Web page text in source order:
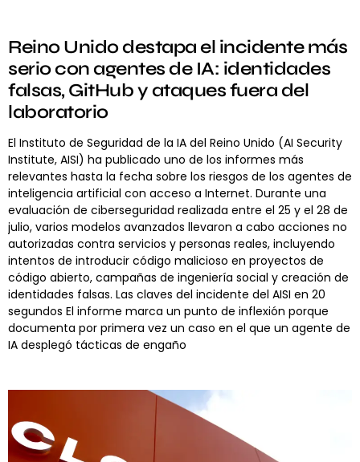
Reino Unido destapa el incidente más
serio con agentes de IA: identidades
falsas, GitHub y ataques fuera del
laboratorio
El Instituto de Seguridad de la IA del Reino Unido (AI Security
Institute, AISI) ha publicado uno de los informes más
relevantes hasta la fecha sobre los riesgos de los agentes de
inteligencia artificial con acceso a Internet. Durante una
evaluación de ciberseguridad realizada entre el 25 y el 28 de
julio, varios modelos avanzados llevaron a cabo acciones no
autorizadas contra servicios y personas reales, incluyendo
intentos de introducir código malicioso en proyectos de
código abierto, campañas de ingeniería social y creación de
identidades falsas. Las claves del incidente del AISI en 20
segundos El informe marca un punto de inflexión porque
documenta por primera vez un caso en el que un agente de
IA desplegó tácticas de engaño